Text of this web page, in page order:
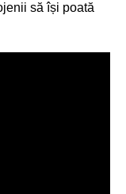
să își poată